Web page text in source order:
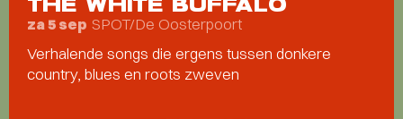
za 5 sep SPOT/De Oosterpoort
Verhalende songs die ergens tussen donkere
country, blues en roots zweven